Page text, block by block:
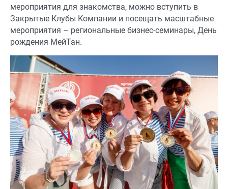
мероприятия для знакомства, можно вступить в
Закрытые Клубы Компании и посещать масштабные
мероприятия – региональные бизнес-семинары, День
рождения МейТан.